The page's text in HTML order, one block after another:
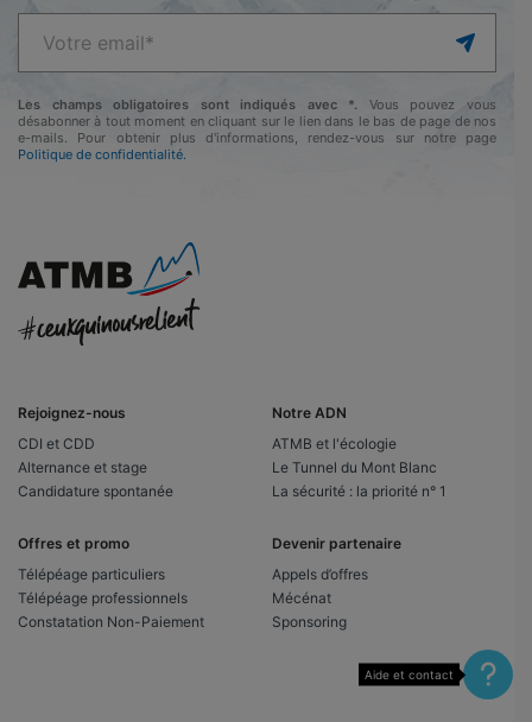
Les champs obligatoires sont indiqués avec *. Vous pouvez vous
désabonner à tout moment en cliquant sur le lien dans le bas de page de nos
e-mails. Pour obtenir plus d'informations, rendez-vous sur notre page
Politique de confidentialité.
Aide et contact
Rejoignez-nous
CDI et CDD
Alternance et stage
Candidature spontanée
Notre ADN
ATMB et l'écologie
Le Tunnel du Mont Blanc
La sécurité : la priorité n° 1
Offres et promo
Télépéage particuliers
Télépéage professionnels
Constatation Non-Paiement
Devenir partenaire
Appels d’offres
Mécénat
Sponsoring